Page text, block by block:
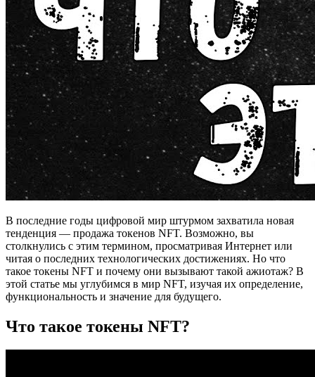
В последние годы цифровой мир штурмом захватила новая
тенденция — продажа токенов NFT. Возможно, вы
столкнулись с этим термином, просматривая Интернет или
читая о последних технологических достижениях. Но что
такое токены NFT и почему они вызывают такой ажиотаж? В
этой статье мы углубимся в мир NFT, изучая их определение,
функциональность и значение для будущего.
Что такое токены NFT?